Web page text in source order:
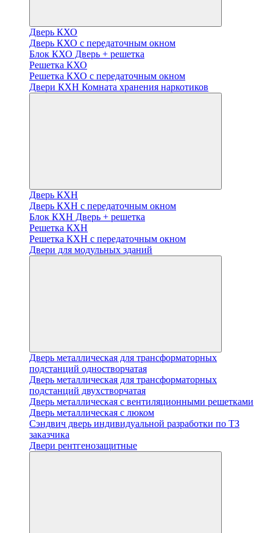
Дверь КХО
Дверь КХО с передаточным окном
Блок КХО Дверь + решетка
Решетка КХО
Решетка КХО с передаточным окном
Двери КХН Комната хранения наркотиков
Дверь КХН
Дверь КХН с передаточным окном
Блок КХН Дверь + решетка
Решетка КХН
Решетка КХН с передаточным окном
Двери для модульных зданий
Дверь металлическая для трансформаторных
подстанций одностворчатая
Дверь металлическая для трансформаторных
подстанций двухстворчатая
Дверь металлическая с вентиляционными решетками
Дверь металлическая с люком
Cэндвич дверь индивидуальной разработки по ТЗ
заказчика
Двери рентгенозащитные